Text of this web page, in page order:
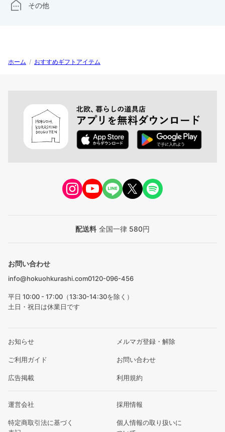
その他
ホーム / おすすめギフトアイテム
配送料 全国一律 580円
お問い合わせ
info@hokuohkurashi.com0120-096-456
平日 10:00 - 17:00（13:30-14:30を除く）
土日・祝日は休業日です
お知らせ メルマガ登録・解除
ご利用ガイド お問い合わせ
広告掲載 利用規約
運営会社 採用情報
特定商取引法に基づく
個人情報の取り扱いに